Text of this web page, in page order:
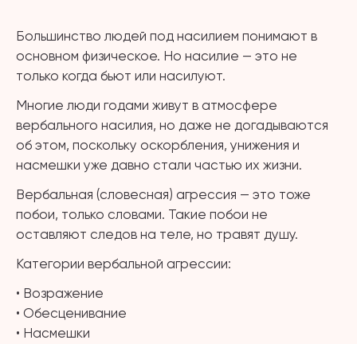
Большинство людей под насилием понимают в
основном физическое. Но насилие — это не
только когда бьют или насилуют.
Многие люди годами живут в атмосфере
вербального насилия, но даже не догадываются
об этом, поскольку оскорбления, унижения и
насмешки уже давно стали частью их жизни.
Вербальная (словесная) агрессия — это тоже
побои, только словами. Такие побои не
оставляют следов на теле, но травят душу.
Категории вербальной агрессии:
• Возражение
• Обесценивание
• Насмешки